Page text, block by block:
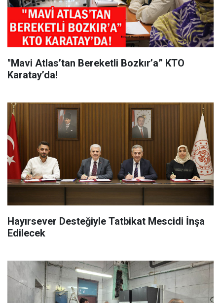
"Mavi Atlas’tan Bereketli Bozkır’a” KTO
Karatay’da!
Hayırsever Desteğiyle Tatbikat Mescidi İnşa
Edilecek